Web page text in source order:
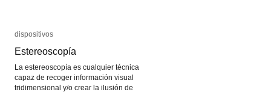
dispositivos
Estereoscopía
La estereoscopía es cualquier técnica
capaz de recoger información visual
tridimensional y/o crear la ilusión de
dispositivos
Estereoscopía